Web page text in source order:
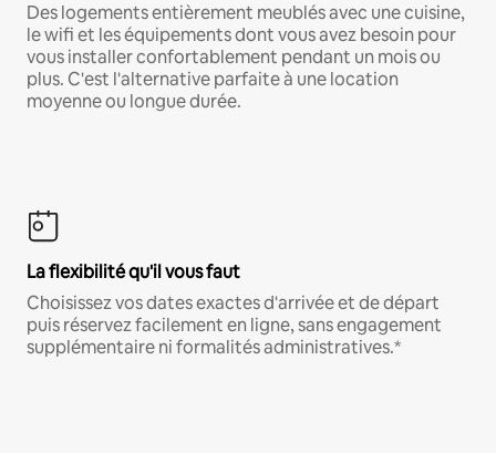
Des logements entièrement meublés avec une cuisine,
le wifi et les équipements dont vous avez besoin pour
vous installer confortablement pendant un mois ou
plus. C'est l'alternative parfaite à une location
moyenne ou longue durée.
La flexibilité qu'il vous faut
Choisissez vos dates exactes d'arrivée et de départ
puis réservez facilement en ligne, sans engagement
supplémentaire ni formalités administratives.*